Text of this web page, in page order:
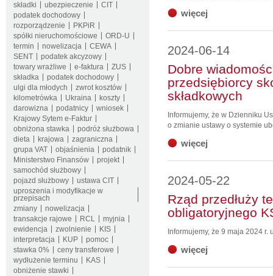
składki
ubezpieczenie
CIT
podatek dochodowy
rozporządzenie
PKPiR
spółki nieruchomościowe
ORD-U
termin
nowelizacja
CEWA
SENT
podatek akcyzowy
towary wrażliwe
e-faktura
ZUS
składka
podatek dochodowy
ulgi dla młodych
zwrot kosztów
kilometrówka
Ukraina
koszty
darowizna
podatnicy
wniosek
Krajowy Sytem e-Faktur
obniżona stawka
podróż służbowa
dieta
krajowa
zagraniczna
grupa VAT
objaśnienia
podatnik
Ministerstwo Finansów
projekt
samochód służbowy
pojazd służbowy
ustawa CIT
uproszenia i modyfikacje w
przepisach
zmiany
nowelizacja
transakcje rajowe
RCL
myjnia
ewidencja
zwolnienie
KIS
interpretacja
KUP
pomoc
stawka 0%
ceny transferowe
wydłużenie terminu
KAS
obniżenie stawki
więcej
2024-06-14
Dobre
przedsiębiorcy
składkowych
Informujemy, że w Dzienniku
o zmianie ustawy o systemie
więcej
2024-05-22
Rząd przedłuży
obligatoryjnego
Informujemy, że 9 maja 2024
więcej